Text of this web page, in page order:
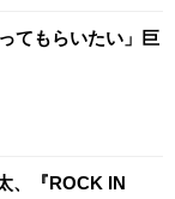
てもらいたい」巨
、『ROCK IN